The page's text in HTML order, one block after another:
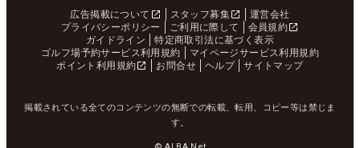
広告掲載について スタッフ募集
運営会社
プライバシーポリシー
ご利用に際して
会員規約
ガイドライン
特定商取引法に基づく表示
ゴルフ場予約サービス利用規約
マイページサービス利用規約
ポイント利用規約
お問合せ ヘルプ サイトマップ
掲載されている全てのコンテンツの無断での転載、転用、コピー等は禁じま
す。